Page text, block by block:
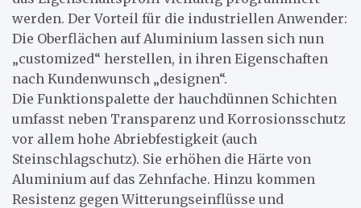
werden. Der Vorteil für die industriellen Anwender:
Die Oberflächen auf Aluminium lassen sich nun
„customized“ herstellen, in ihren Eigenschaften
nach Kundenwunsch „designen“.
Die Funktionspalette der hauchdünnen Schichten
umfasst neben Transparenz und Korrosionsschutz
vor allem hohe Abriebfestigkeit (auch
Steinschlagschutz). Sie erhöhen die Härte von
Aluminium auf das Zehnfache. Hinzu kommen
Resistenz gegen Witterungseinflüsse und